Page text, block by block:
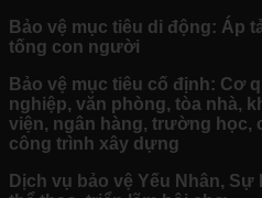
Bảo vệ mục tiêu di động: Áp
tống con người
Bảo vệ mục tiêu cố định: Cơ
nghiệp, văn phòng, tòa nhà,
viện, ngân hàng, trường học,
công trình xây dựng
Dịch vụ bảo vệ Yếu Nhân,